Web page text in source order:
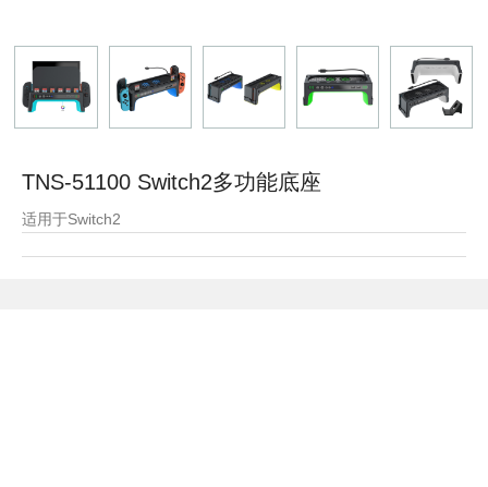
TNS-51100 Switch2多功能底座
适用于Switch2